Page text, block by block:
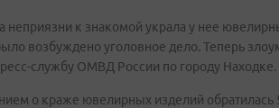
неприязни к знакомой украла у нее
возбуждено уголовное дело. Теперь
службу ОМВД России по городу Находке.
о краже ювелирных изделий обратилась